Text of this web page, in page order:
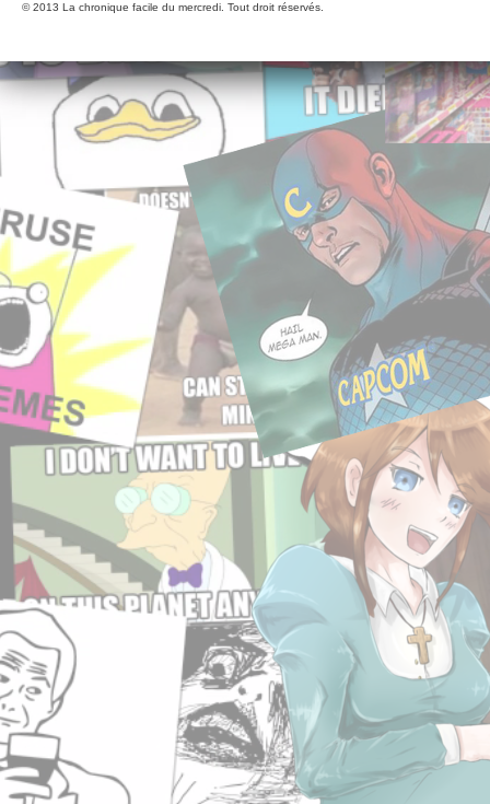
© 2013 La chronique facile du mercredi. Tout droit réservés.